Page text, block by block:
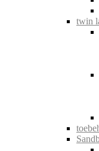
twin